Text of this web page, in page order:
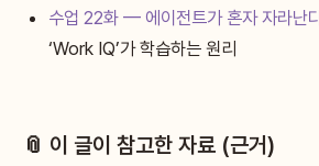
수업 22화 — 에이전트가 혼자 자라난
‘Work IQ’가 학습하는 원리
📎 이 글이 참고한 자료 (근거)